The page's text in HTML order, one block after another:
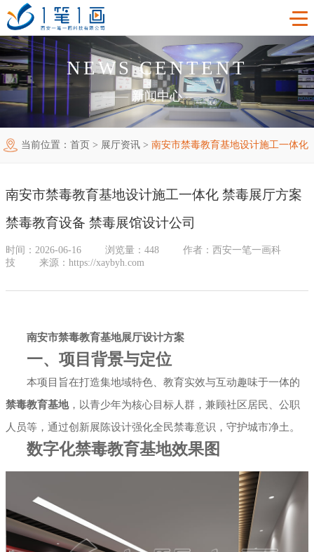
首页
工程案例
主题多媒体展厅
法治教育基地
禁毒教育基地
产品中心
AR增强现实
触控一体机
幻影成像
数字沙盘
特效屏幕
公司新闻
展厅资讯
关于我们
企业简介
加入我们
区域负责人
NEWS CENTENT
—— 新闻中心 ——
当前位置： 首页 > 展厅资讯 > 南安市禁毒教育基地设计施工一体化
南安市禁毒教育基地设计施工一体化 禁毒展厅方案
禁毒教育设备 禁毒展馆设计公司
时间：2026-06-16 浏览量：448
作者：西安一笔一画科
技
来源：https://xaybyh.com
南安市禁毒教育基地展厅设计方案
一、项目背景与定位
本项目旨在打造集地域特色、教育实效与互动趣味于一体的
禁毒教育基地，以青少年为核心目标人群，兼顾社区居民、公职
人员等，通过创新展陈设计强化全民禁毒意识，守护城市净土。
数字化禁毒教育基地效果图